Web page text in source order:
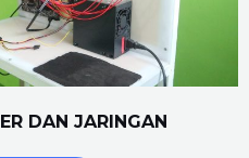
DAN JARINGAN